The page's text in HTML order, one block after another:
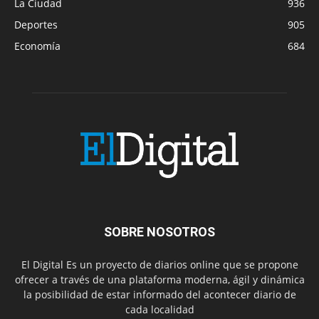
La Ciudad
936
Deportes
905
Economía
684
SOBRE NOSOTROS
El Digital Es un proyecto de diarios online que se propone
ofrecer a través de una plataforma moderna, ágil y dinámica
la posibilidad de estar informado del acontecer diario de
cada localidad